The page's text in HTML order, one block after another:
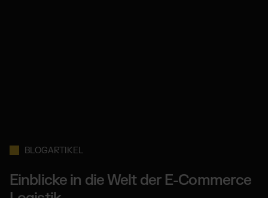
BLOGARTIKEL
Einblicke in die Welt der E-Commerce